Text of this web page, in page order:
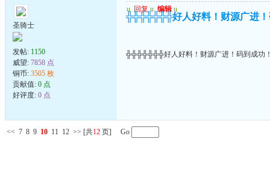
圣骑士
发帖: 1150
威望: 7858 点
铜币: 3505 枚
贡献值: 0 点
好评度: 0 点
u 回复 u 编辑 u
╬╬╬╬╬╬╬好人好料！财源广进！
╬╬╬╬╬╬╬好人好料！财源广进！码到成功
<< 7 8 9 10 11 12 >> [共12 页] Go